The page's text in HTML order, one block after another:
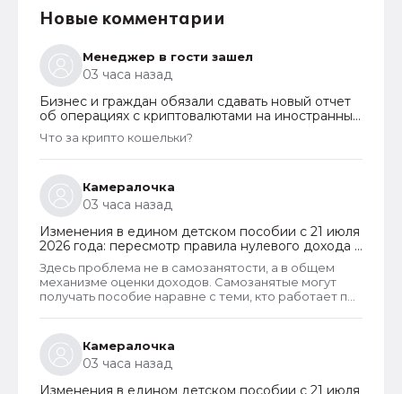
Новые комментарии
Менеджер в гости зашел
03 часа назад
Бизнес и граждан обязали сдавать новый отчет
об операциях с криптовалютами на иностранных
платформах
Что за крипто кошельки?
Камералочка
03 часа назад
Изменения в едином детском пособии с 21 июля
2026 года: пересмотр правила нулевого дохода и
новый порядок оформления пособий по месту
пребывания
Здесь проблема не в самозанятости, а в общем
механизме оценки доходов. Самозанятые могут
получать пособие наравне с теми, кто работает по
критерию нуждаемости. Согласно данному
критерию, их среднедушевой доход не должен
превышать прожиточный минимум на каждого
члена семьи. И если доход заявителя хотя бы на 1
Камералочка
03 часа назад
Изменения в едином детском пособии с 21 июля